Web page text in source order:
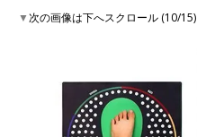
▼次の画像は下へスクロール (10/15)